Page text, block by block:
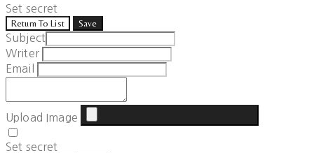
Set secret
Return To List Save
Subject
Writer
Email
Upload Image
Set secret